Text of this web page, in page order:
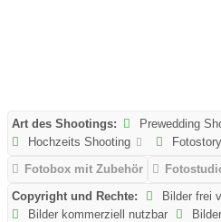
Art des Shootings:
Prewedding
Hochzeits Shooting
Fotostory
Fotobox mit Zubehör
Copyright und Rechte:
Bilder frei
Bilder kommerziell nutzbar